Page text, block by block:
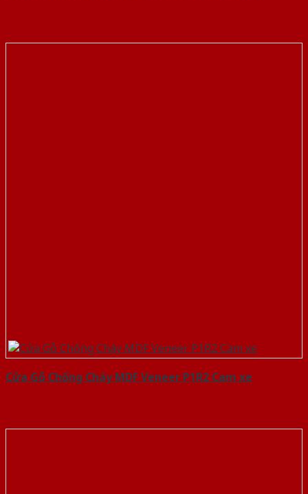
Cửa Gỗ Chống Cháy MDF Veneer P1R2 Cam xe